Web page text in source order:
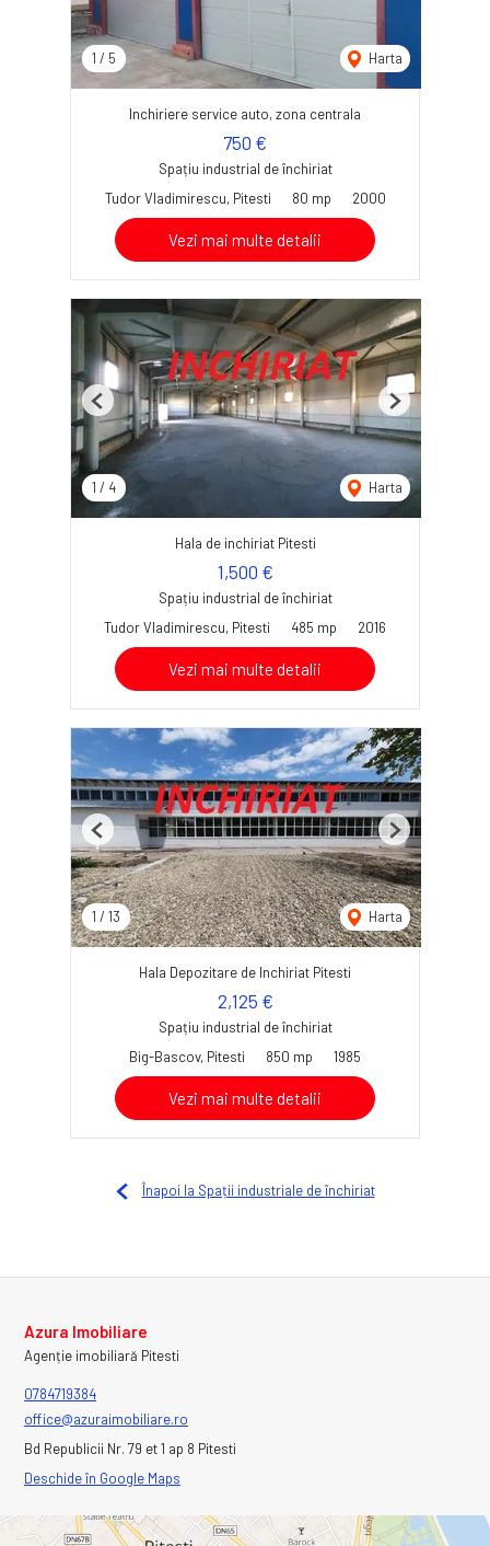
1 / 5 Harta
Inchiriere service auto, zona centrala
750 €
Spațiu industrial de închiriat
Tudor Vladimirescu, Pitesti
80 mp 2000
Vezi mai multe detalii
1 / 4 Harta
Previous Next
Hala de inchiriat Pitesti
1,500 €
Spațiu industrial de închiriat
Tudor Vladimirescu, Pitesti
485 mp 2016
Vezi mai multe detalii
1 / 13 Harta
Previous Next
Hala Depozitare de Inchiriat Pitesti
2,125 €
Spațiu industrial de închiriat
Big-Bascov, Pitesti
850 mp 1985
Vezi mai multe detalii
Înapoi la Spații industriale de închiriat
Azura Imobiliare
Agenție imobiliară Pitesti
0784719384
office@azuraimobiliare.ro
Bd Republicii Nr. 79 et 1 ap 8 Pitesti
Deschide în Google Maps